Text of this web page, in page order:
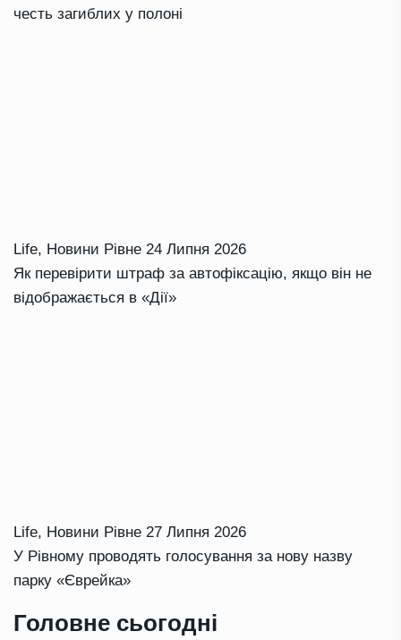
честь загиблих у полоні
Life, Новини Рівне 24 Липня 2026
Як перевірити штраф за автофіксацію, якщо він не
відображається в «Дії»
Life, Новини Рівне 27 Липня 2026
У Рівному проводять голосування за нову назву
парку «Єврейка»
Головне сьогодні